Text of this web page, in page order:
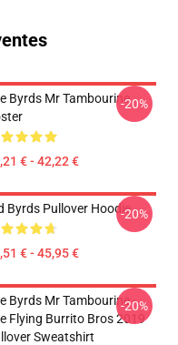
Byrds Mr Tambourine
€ - 42,22 €
-20%
Byrds Pullover Hoodie
€ - 45,95 €
-20%
Byrds Mr Tambourine -
Flying Burrito Bros 2019
Sweatshirt
-20%